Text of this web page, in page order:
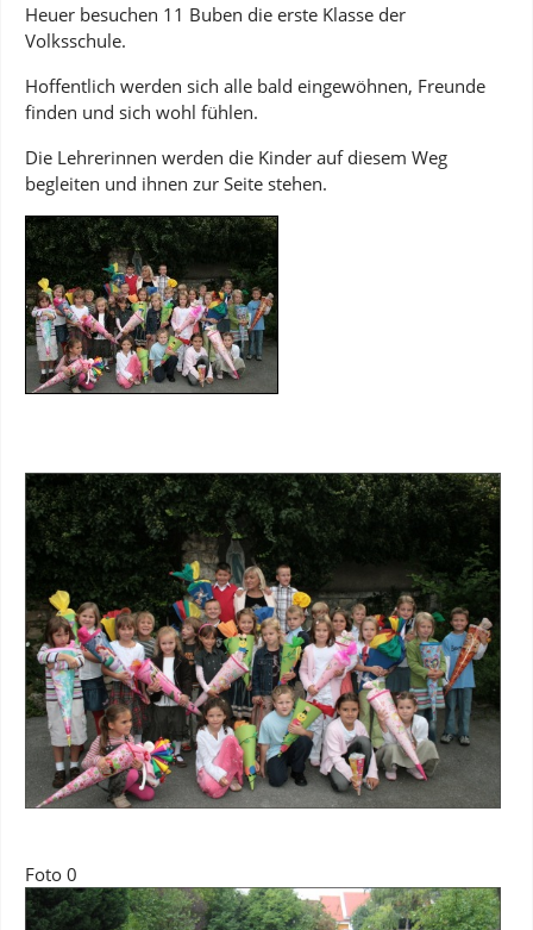
Heuer besuchen 11 Buben die erste Klasse der
Volksschule.
Hoffentlich werden sich alle bald eingewöhnen, Freunde
finden und sich wohl fühlen.
Die Lehrerinnen werden die Kinder auf diesem Weg
begleiten und ihnen zur Seite stehen.
Foto 0